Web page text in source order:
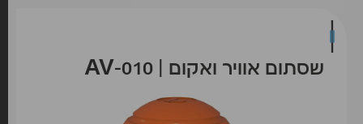
שסתום אוויר ואקום | AV-010